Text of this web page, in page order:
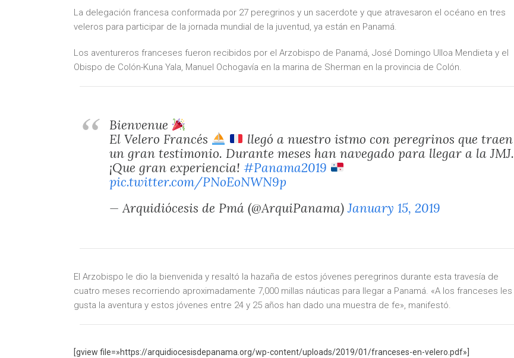
La delegación francesa conformada por 27 peregrinos y un sacerdote y que atravesaron el océano en tres
veleros para participar de la jornada mundial de la juventud, ya están en Panamá.
Los aventureros franceses fueron recibidos por el Arzobispo de Panamá, José Domingo Ulloa Mendieta y el
Obispo de Colón-Kuna Yala, Manuel Ochogavía en la marina de Sherman en la provincia de Colón.
Bienvenue
El Velero Francés
llegó a nuestro istmo con peregrinos que traen
un gran testimonio. Durante meses han navegado para llegar a la JMJ.
¡Que gran experiencia! #Panama2019
pic.twitter.com/PNoEoNWN9p
— Arquidiócesis de Pmá (@ArquiPanama)January 15, 2019
El Arzobispo le dio la bienvenida y resaltó la hazaña de estos jóvenes peregrinos durante esta travesía de
cuatro meses recorriendo aproximadamente 7,000 millas náuticas para llegar a Panamá. «A los franceses les
gusta la aventura y estos jóvenes entre 24 y 25 años han dado una muestra de fe», manifestó.
[gview file=»https://arquidiocesisdepanama.org/wp-content/uploads/2019/01/franceses-en-velero.pdf»]